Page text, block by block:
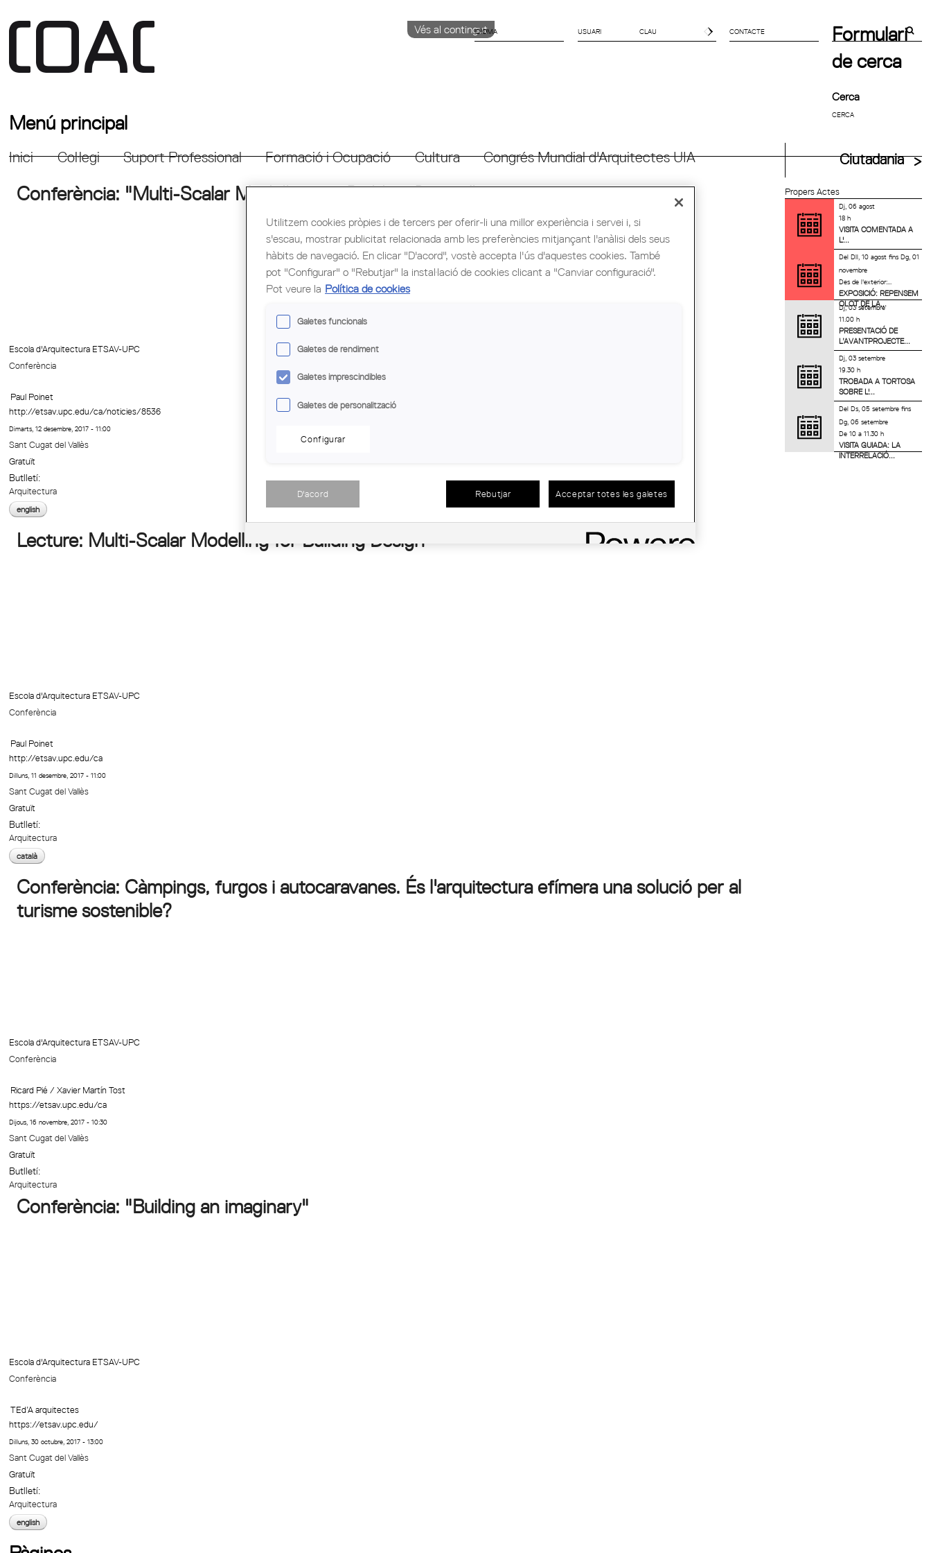
Vés al contingut
IDIOMA CONTACTE
Formulari
de cerca
Cerca
Menú principal
Inici Col·legi Suport Professional Formació i Ocupació Cultura Congrés Mundial d'Arquitectes UIA Ciutadania
Propers Actes
Dj, 06 agost
18 h
VISITA COMENTADA A
L'...
DelDll, 10 agostfinsDg, 01
novembre
Des de l'exterior:...
EXPOSICIÓ: REPENSEM
OLOT DE LA...
Dj, 03 setembre
11.00 h
PRESENTACIÓ DE
L’AVANTPROJECTE...
Dj, 03 setembre
19.30 h
TROBADA A TORTOSA
SOBRE L'...
DelDs, 05 setembrefins
Dg, 06 setembre
De 10 a 11.30 h
VISITA GUIADA: LA
INTERRELACIÓ...
Conferència: "Multi-Scalar Modelling for Building Design"
Escola d'Arquitectura ETSAV-UPC
Conferència
Paul Poinet
http://etsav.upc.edu/ca/noticies/8536
Dimarts, 12 desembre, 2017 - 11:00
Sant Cugat del Vallès
Gratuït
Butlletí:
Arquitectura
english
Lecture: Multi-Scalar Modelling for Building Design
Escola d'Arquitectura ETSAV-UPC
Conferència
Paul Poinet
http://etsav.upc.edu/ca
Dilluns, 11 desembre, 2017 - 11:00
Sant Cugat del Vallès
Gratuït
Butlletí:
Arquitectura
català
Conferència: Càmpings, furgos i autocaravanes. És l'arquitectura efímera una solució per al
turisme sostenible?
Escola d'Arquitectura ETSAV-UPC
Conferència
Ricard Pié / Xavier Martín Tost
https://etsav.upc.edu/ca
Dijous, 16 novembre, 2017 - 10:30
Sant Cugat del Vallès
Gratuït
Butlletí:
Arquitectura
Conferència: "Building an imaginary"
Escola d'Arquitectura ETSAV-UPC
Conferència
TEd’A arquitectes
https://etsav.upc.edu/
Dilluns, 30 octubre, 2017 - 13:00
Sant Cugat del Vallès
Gratuït
Butlletí:
Arquitectura
english
Utilitzem cookies pròpies i de tercers per oferir-li una millor experiència i servei i, si
s'escau, mostrar publicitat relacionada amb les preferències mitjançant l'anàlisi dels seus
hàbits de navegació. En clicar "D'acord", vostè accepta l'ús d'aquestes cookies. També
pot "Configurar" o "Rebutjar" la instal·lació de cookies clicant a "Canviar configuració".
Pot veure la Política de cookies
Galetes funcionals
Galetes de rendiment
Galetes imprescindibles
Galetes de personalització
Configurar
D'acord Rebutjar Acceptar totes les galetes